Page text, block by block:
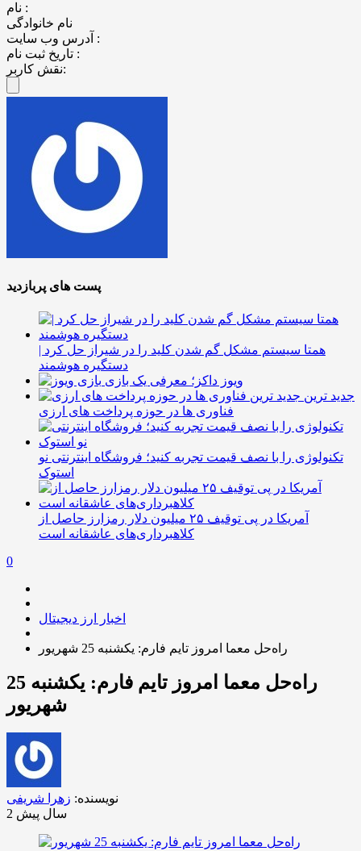
نام :
نام خانوادگی
آدرس وب سایت :
تاریخ ثبت نام :
نقش کاربر:
پست های پربازدید
همتا سیستم مشکل گم شدن کلید را در شیراز حل کرد |
دستگیره هوشمند
ویوز داکز؛ معرفی یک بازی
جدید ترین
فناوری ها در حوزه پرداخت های ارزی
تکنولوژی را با نصف قیمت تجربه کنید؛ فروشگاه اینترنتی نو
استوک
آمریکا در پی توقیف ۲۵ میلیون دلار رمزارز حاصل از
کلاهبرداری‌های عاشقانه است
0
اخبار ارز دیجیتال
راه‌حل معما امروز تایم فارم: یکشنبه 25 شهریور
راه‌حل معما امروز تایم فارم: یکشنبه 25
شهریور
نویسنده: زهرا شریفی
2 سال پیش